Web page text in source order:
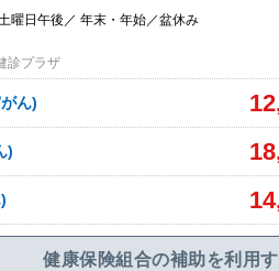
曜日午後／ 年末・年始／盆休み
診プラザ
ん)
)
健康保険組合の補助を利用